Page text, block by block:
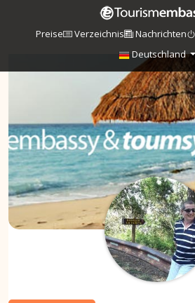
Preise Verzeichnis Nachrichten
Deutschland